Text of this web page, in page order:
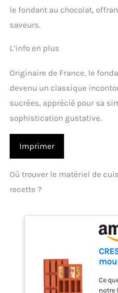
le fondant au chocolat,
saveurs.
L’info en plus
Originaire de France, le
devenu un classique
sucrées, apprécié pour sa
sophistication gustative.
Imprimer
Où trouver le matériel de
recette ?
Ce
notre